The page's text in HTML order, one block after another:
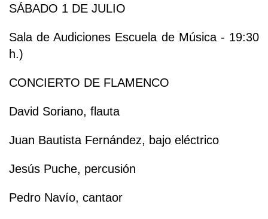
SÁBADO 1 DE JULIO
Sala de Audiciones Escuela de Música - 19:30
h.)
CONCIERTO DE FLAMENCO
David Soriano, flauta
Juan Bautista Fernández, bajo eléctrico
Jesús Puche, percusión
Pedro Navío, cantaor